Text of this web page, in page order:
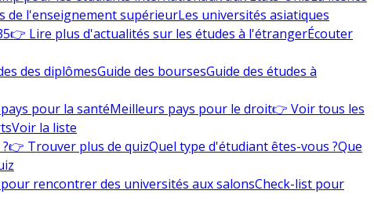
de l'enseignement supérieurLes universités asiatiques
👉 Lire plus d'actualités sur les études à l'étrangerÉcouter
des diplômesGuide des boursesGuide des études à
pour la santéMeilleurs pays pour le droit👉 Voir tous les
Voir la liste
👉 Trouver plus de quizQuel type d'étudiant êtes-vous ?Que
rencontrer des universités aux salonsCheck-list pour